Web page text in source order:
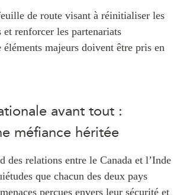
de route visant à réinitialiser les
renforcer les partenariats
éléments majeurs doivent être pris en
avant tout :
méfiance héritée
des relations entre le Canada et l’Inde
que chacun des deux pays
perçues envers leur sécurité et